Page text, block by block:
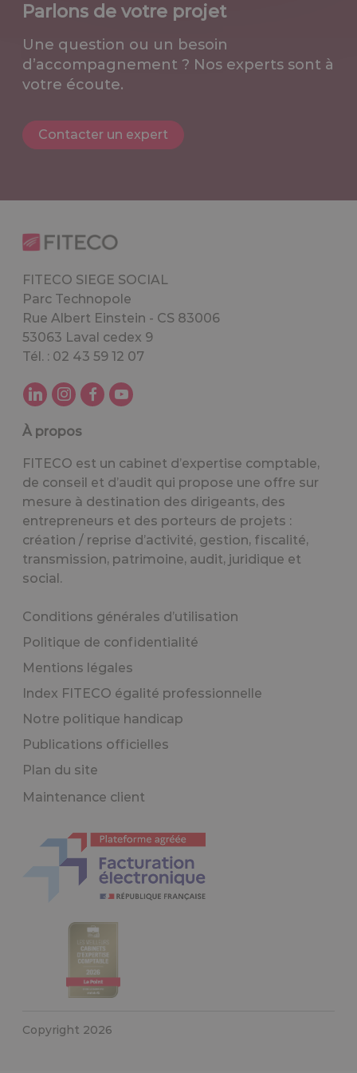
Parlons de votre projet
Une question ou un besoin
d’accompagnement ? Nos experts sont à
votre écoute.
Contacter un expert
FITECO SIEGE SOCIAL
Parc Technopole
Rue Albert Einstein - CS 83006
53063 Laval cedex 9
Tél. : 02 43 59 12 07
À propos
FITECO est un cabinet d’expertise comptable,
de conseil et d’audit qui propose une offre sur
mesure à destination des dirigeants, des
entrepreneurs et des porteurs de projets :
création / reprise d’activité, gestion, fiscalité,
transmission, patrimoine, audit, juridique et
social.
Conditions générales d’utilisation
Politique de confidentialité
Mentions légales
Index FITECO égalité professionnelle
Notre politique handicap
Publications officielles
Plan du site
Maintenance client
Copyright 2026